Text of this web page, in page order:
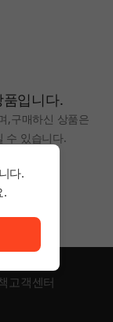
입니다.
,구매하신 상품은
수 있습니다.
고객센터
다.
.